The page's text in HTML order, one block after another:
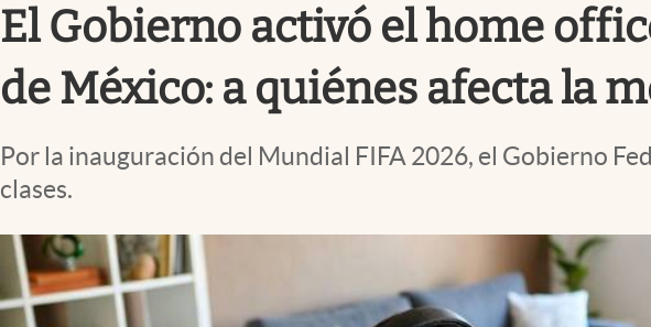
Vida y estilo
Tv
Espiritualidad
abre en nueva pestaña
El Gobierno activó el home
de México: a quiénes afecta la
Por la inauguración del Mundial FIFA 2026, el Gobierno
clases.